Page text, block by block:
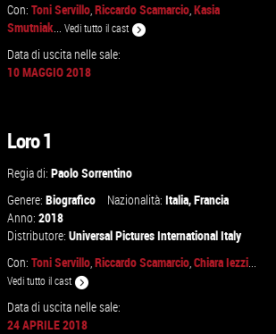
Con:Toni Servillo,Riccardo Scamarcio,Kasia
Smutniak...Vedi tutto il cast
Data di uscita nelle sale:
10 MAGGIO 2018
Loro 1
Regia di:Paolo Sorrentino
Genere:Biografico Nazionalità:Italia,Francia
Anno:2018
Distributore:Universal Pictures International Italy
Con:Toni Servillo,Riccardo Scamarcio,Chiara Iezzi...
Vedi tutto il cast
Data di uscita nelle sale:
24 APRILE 2018